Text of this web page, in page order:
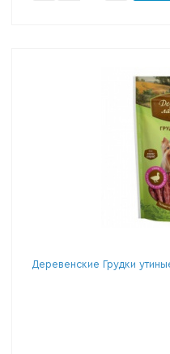
Деревенские Грудки